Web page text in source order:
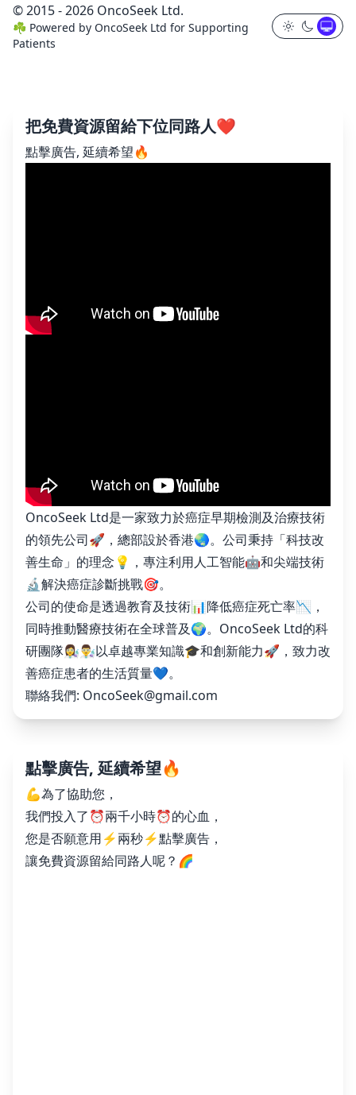
© 2015 - 2026 OncoSeek Ltd.
☘️ Powered by OncoSeek Ltd for Supporting
Patients
把免費資源留給下位同路人❤️
點擊廣告, 延續希望🔥
OncoSeek Ltd是一家致力於癌症早期檢測及治療技術
的領先公司🚀，總部設於香港🌏。公司秉持「科技改
善生命」的理念💡，專注利用人工智能🤖和尖端技術
🔬解決癌症診斷挑戰🎯。
公司的使命是透過教育及技術📊降低癌症死亡率📉，
同時推動醫療技術在全球普及🌍。OncoSeek Ltd的科
研團隊👩‍🔬👨‍🔬以卓越專業知識🎓和創新能力🚀，致力改
善癌症患者的生活質量💙。
聯絡我們: OncoSeek@gmail.com
點擊廣告, 延續希望🔥
💪為了協助您，
我們投入了⏰兩千小時⏰的心血，
您是否願意用⚡️兩秒⚡️點擊廣告，
讓免費資源留給同路人呢？🌈